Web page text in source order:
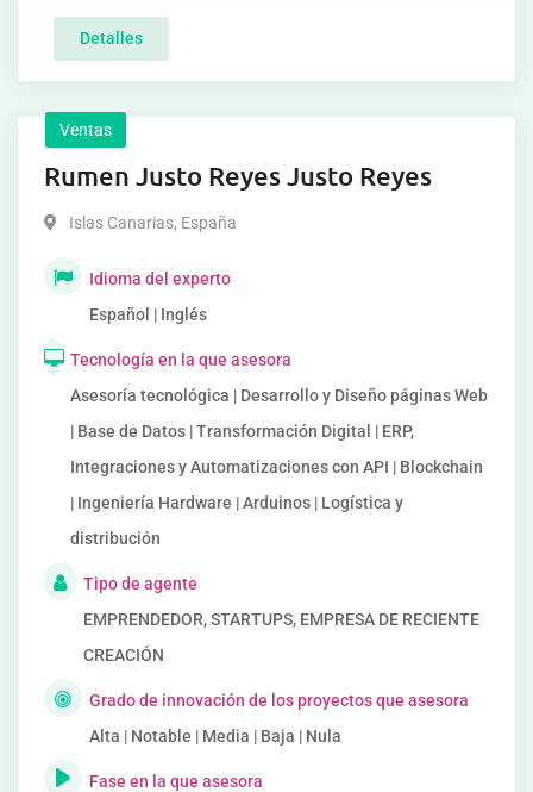
Detalles
Ventas
Rumen Justo Reyes Justo Reyes
Islas Canarias, España
Idioma del experto
Español | Inglés
Tecnología en la que asesora
Asesoría tecnológica | Desarrollo y Diseño páginas Web
| Base de Datos | Transformación Digital | ERP,
Integraciones y Automatizaciones con API | Blockchain
| Ingeniería Hardware | Arduinos | Logística y
distribución
Tipo de agente
EMPRENDEDOR, STARTUPS, EMPRESA DE RECIENTE
CREACIÓN
Grado de innovación de los proyectos que asesora
Alta | Notable | Media | Baja | Nula
Fase en la que asesora